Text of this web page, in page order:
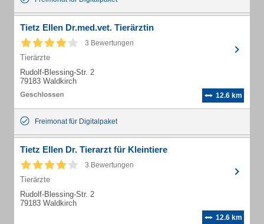
Tietz Ellen Dr.med.vet. Tierärztin
3 Bewertungen
Tierärzte
Rudolf-Blessing-Str. 2
79183 Waldkirch
12.6 km
Freimonat für Digitalpaket
Tietz Ellen Dr. Tierarzt für Kleintiere
3 Bewertungen
Tierärzte
Rudolf-Blessing-Str. 2
79183 Waldkirch
12.6 km